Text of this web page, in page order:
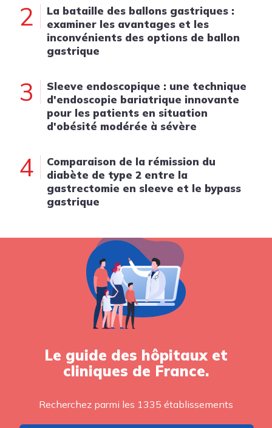
2
La bataille des ballons gastriques :
examiner les avantages et les
inconvénients des options de ballon
gastrique
3
Sleeve endoscopique : une technique
d'endoscopie bariatrique innovante
pour les patients en situation
d'obésité modérée à sévère
4
Comparaison de la rémission du
diabète de type 2 entre la
gastrectomie en sleeve et le bypass
gastrique
Le guide des hôpitaux et
cliniques de France.
Recherchez parmi les 1335 établissements